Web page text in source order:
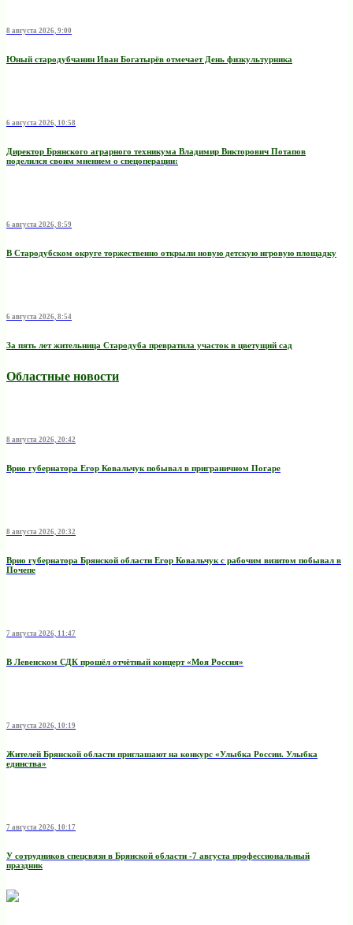
8 августа 2026, 9:00
Юный стародубчанин Иван Богатырёв отмечает День физкультурника
6 августа 2026, 10:58
Директор Брянского аграрного техникума Владимир Викторович Потапов
поделился своим мнением о спецоперации:
6 августа 2026, 8:59
В Стародубском округе торжественно открыли новую детскую игровую площадку
6 августа 2026, 8:54
За пять лет жительница Стародуба превратила участок в цветущий сад
Областные новости
8 августа 2026, 20:42
Врио губернатора Егор Ковальчук побывал в приграничном Погаре
8 августа 2026, 20:32
Врио губернатора Брянской области Егор Ковальчук с рабочим визитом побывал в
Почепе
7 августа 2026, 11:47
В Левенском СДК прошёл отчётный концерт «Моя Россия»
7 августа 2026, 10:19
Жителей Брянской области приглашают на конкурс «Улыбка России. Улыбка
единства»
7 августа 2026, 10:17
У сотрудников спецсвязи в Брянской области -7 августа профессиональный
праздник